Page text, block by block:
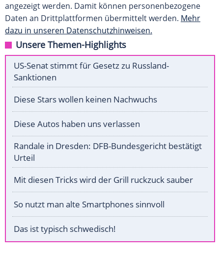
angezeigt werden. Damit können personenbezogene
Daten an Drittplattformen übermittelt werden. Mehr
dazu in unseren Datenschutzhinweisen.
Unsere Themen-Highlights
US-Senat stimmt für Gesetz zu Russland-
Sanktionen
Diese Stars wollen keinen Nachwuchs
Diese Autos haben uns verlassen
Randale in Dresden: DFB-Bundesgericht bestätigt
Urteil
Mit diesen Tricks wird der Grill ruckzuck sauber
So nutzt man alte Smartphones sinnvoll
Das ist typisch schwedisch!